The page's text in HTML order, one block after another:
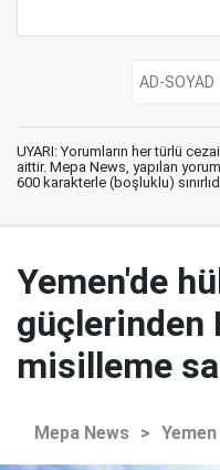
UYARI: Yorumların her türlü
aittir. Mepa News, yapılan
600 karakterle (boşluklu)
Yemen'de
güçlerinden
misilleme
Mepa News > Yemen